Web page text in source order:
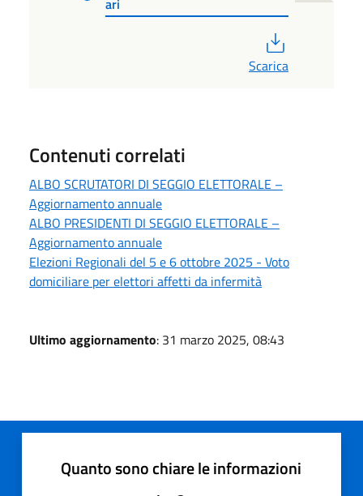
ari
Scarica
Contenuti correlati
ALBO SCRUTATORI DI SEGGIO ELETTORALE –
Aggiornamento annuale
ALBO PRESIDENTI DI SEGGIO ELETTORALE –
Aggiornamento annuale
Elezioni Regionali del 5 e 6 ottobre 2025 - Voto
domiciliare per elettori affetti da infermità
Ultimo aggiornamento: 31 marzo 2025, 08:43
Quanto sono chiare le informazioni